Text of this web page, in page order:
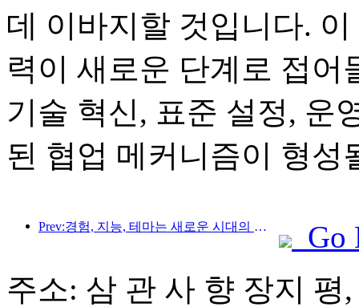
데 이바지할 것입니다.
력이 새로운 단계로 접
기술 혁신, 표준 설정, 운
된 협업 메커니즘이 형성
Prev:경험, 지능, 테마는 새로운 시대의 호텔을 위한 솔루션입니다.
Go
주소: 삼 관 사 향 장지